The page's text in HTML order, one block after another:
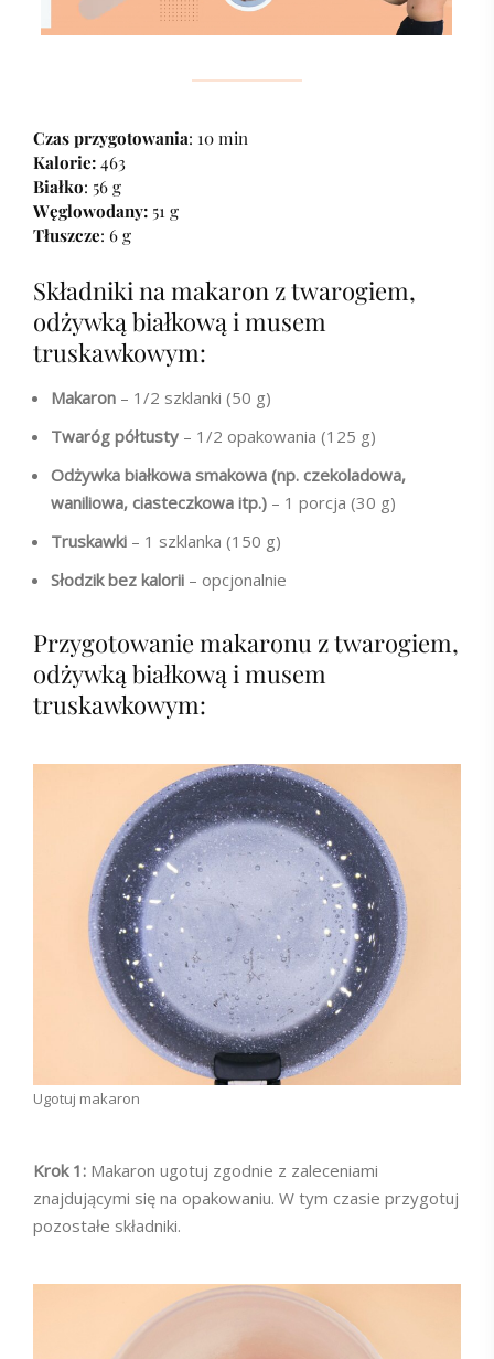
Czas przygotowania: 10 min
Kalorie: 463
Białko: 56 g
Węglowodany: 51 g
Tłuszcze: 6 g
Składniki na makaron z twarogiem,
odżywką białkową i musem
truskawkowym:
Makaron – 1/2 szklanki (50 g)
Twaróg półtusty – 1/2 opakowania (125 g)
Odżywka białkowa smakowa (np. czekoladowa,
waniliowa, ciasteczkowa itp.) – 1 porcja (30 g)
Truskawki – 1 szklanka (150 g)
Słodzik bez kalorii – opcjonalnie
Przygotowanie makaronu z twarogiem,
odżywką białkową i musem
truskawkowym:
Ugotuj makaron
Krok 1: Makaron ugotuj zgodnie z zaleceniami
znajdującymi się na opakowaniu. W tym czasie przygotuj
pozostałe składniki.